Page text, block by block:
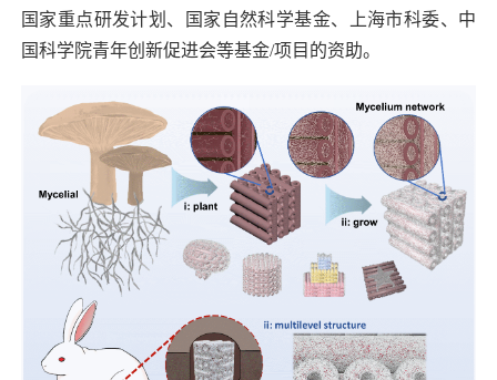
国家重点研发计划、国家自然科学基金、上海市科委、中
国科学院青年创新促进会等基金/项目的资助。